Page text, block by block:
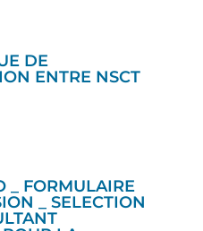
DE
ENTRE NSCT
_ FORMULAIRE
_ SELECTION